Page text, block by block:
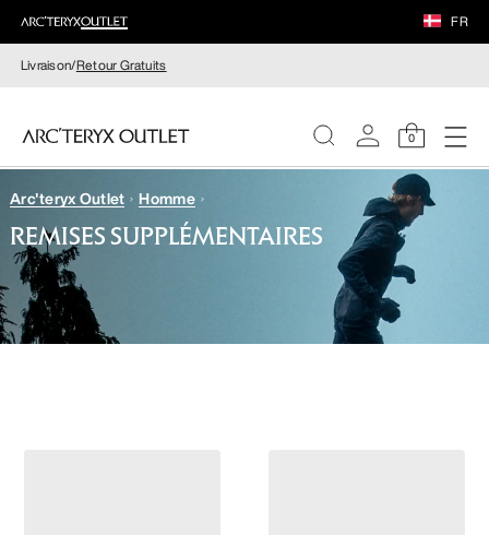
FR
Livraison/Retour Gratuits
0
FEMME
HOMME
Arc'teryx Outlet Homme
REMISES SUPPLÉMENTAIRES